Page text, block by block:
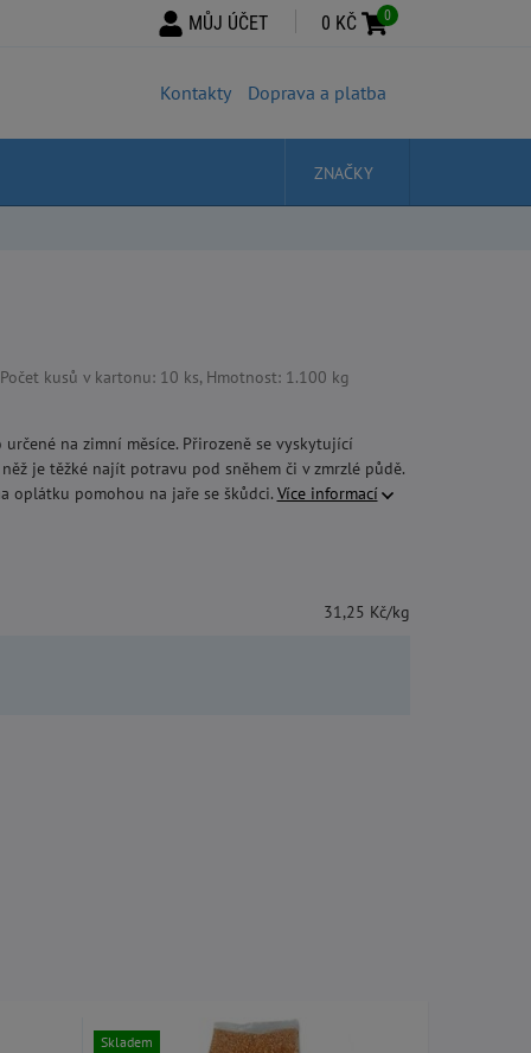
Kontakty Doprava a platba
ZNAČKY
kusů v kartonu: 10 ks, Hmotnost: 1.100 kg
na zimní měsíce. Přirozeně se vyskytující
je těžké najít potravu pod sněhem či v zmrzlé půdě.
oplátku pomohou na jaře se škůdci. Více informací
31,25 Kč/kg
Skladem
0 KČ 0
MŮJ ÚČET